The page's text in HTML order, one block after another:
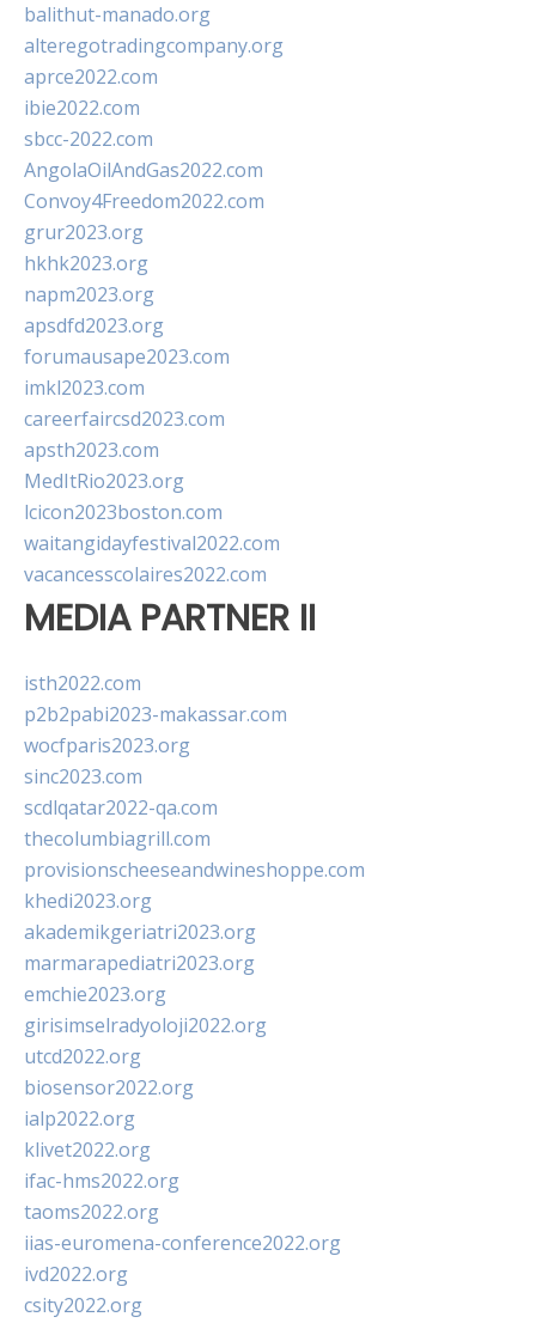
balithut-manado.org
alteregotradingcompany.org
aprce2022.com
ibie2022.com
sbcc-2022.com
AngolaOilAndGas2022.com
Convoy4Freedom2022.com
grur2023.org
hkhk2023.org
napm2023.org
apsdfd2023.org
forumausape2023.com
imkl2023.com
careerfaircsd2023.com
apsth2023.com
MedItRio2023.org
lcicon2023boston.com
waitangidayfestival2022.com
vacancesscolaires2022.com
MEDIA PARTNER II
isth2022.com
p2b2pabi2023-makassar.com
wocfparis2023.org
sinc2023.com
scdlqatar2022-qa.com
thecolumbiagrill.com
provisionscheeseandwineshoppe.com
khedi2023.org
akademikgeriatri2023.org
marmarapediatri2023.org
emchie2023.org
girisimselradyoloji2022.org
utcd2022.org
biosensor2022.org
ialp2022.org
klivet2022.org
ifac-hms2022.org
taoms2022.org
iias-euromena-conference2022.org
ivd2022.org
csity2022.org